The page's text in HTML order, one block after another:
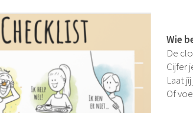
Wie
De
Cijfer
Laat
Of